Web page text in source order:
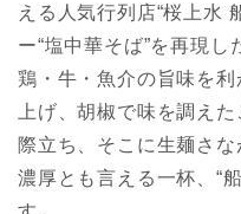
える人気行列店“桜上水
ー“塩中華そば”を再現し
鶏・牛・魚介の旨味を
上げ、胡椒で味を調え
際立ち、そこに生麺さ
濃厚とも言える一杯、“